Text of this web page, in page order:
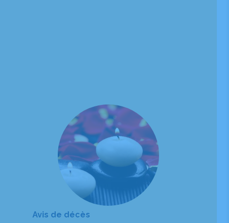
Avis de décès